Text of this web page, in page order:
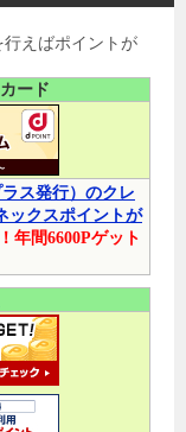
えばポイントが
ード
ス発行）のクレ
ックスポイントが
年間6600Pゲット